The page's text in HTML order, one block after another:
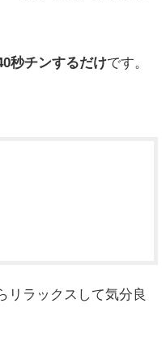
秒チンするだけです。
リラックスして気分良